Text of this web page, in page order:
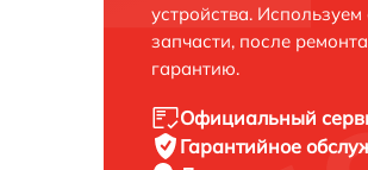
устройства.
запчасти, после
гарантию.
Официальный
Гарантийное